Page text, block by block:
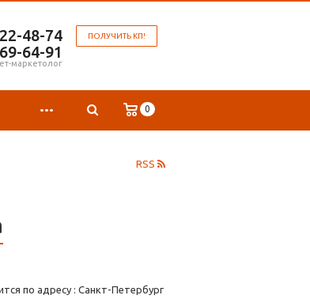
ПОЛУЧИТЬ КП!
48-74
64-91
маркетолог
... 0
RSS
по адресу : Санкт-Петербург